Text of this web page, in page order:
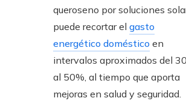
queroseno por soluciones
puede recortar el gasto
energético doméstico en
intervalos aproximados del
al 50%, al tiempo que aporta
mejoras en salud y seguridad.